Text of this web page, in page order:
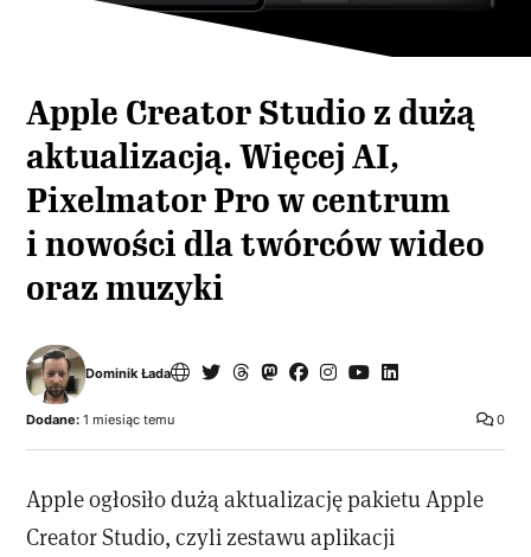
Apple Creator Studio z dużą
aktualizacją. Więcej AI,
Pixelmator Pro w centrum
i nowości dla twórców wideo
oraz muzyki
Dominik Łada
0
Dodane: 1 miesiąc temu
Apple ogłosiło dużą aktualizację pakietu Apple
Creator Studio, czyli zestawu aplikacji